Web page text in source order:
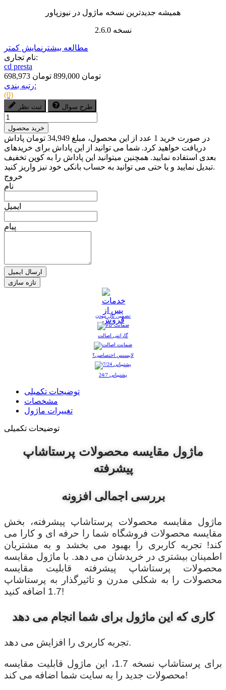
همیشه جدیدترین نسخه ماژول در نیوزپاور
نسخه 2.6.0
مطالعه بیشتر نمایش کمتر
نام تجاری:
cd presta
698,973 تومان 899,000 تومان
رتبه بندی:
(0)
ثبت نظر طرح سوال
خرید محصول
در صورت خرید 1 عدد از این محصول، مبلغ 34,949 تومان پاداش
دریافت خواهید کرد. شما می توانید از این پاداش برای خریدهای
بعدی استفاده نمایید. همچنین میتوانید این پاداش را به کوپن تخفیف
تبدیل نمایید و یا حتی می توانید به حساب بانکی خود نیز واریز کنید.
خروج
نام
ایمیل
پیام
ارسال ایمیل
تضمین نال نبودن
گارانتی اصالت
لایسنس اختصاصی؟
پشتیبانی 24/7
توضیحات تکمیلی
مشخصات
تغییرات ماژول
توضیحات تکمیلی
ماژول مقایسه محصولات پرستاشاپ
پیشرفته
بررسی اجمالی افزونه
ماژول مقایسه محصولات پرستاشاپ پیشرفته، بخش
مقایسه محصولات فروشگاه شما را حرفه ای و کارا می
کند! تجربه کاربری را بهبود می بخشد و به مشتریان
اطمینان بیشتری در خریدشان می دهد. با ماژول مقایسه
محصولات پرستاشاپ پیشرفته قابلیت مقایسه
محصولات را به شکلی مدرن و تاثیرگذار به پرستاشاپ
1.7 اضافه کنید!
کاری که این ماژول برای شما انجام می دهد
تجربه کاربری را افزایش می دهد.
برای پرستاشاپ نسخه 1.7، این ماژول قابلیت مقایسه
محصولات جدید را به سایت شما اضافه می کند!